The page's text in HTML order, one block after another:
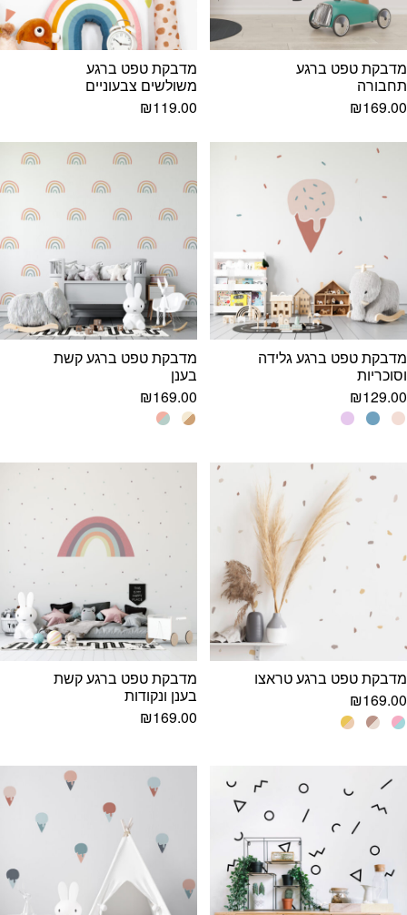
מדבקת טפט ברגע
תחבורה
₪169.00
מדבקת טפט ברגע
משולשים צבעוניים
₪119.00
מדבקת טפט ברגע גלידה
וסוכריות
₪129.00
מדבקת טפט ברגע קשת
בענן
₪169.00
מדבקת טפט ברגע טראצו
₪169.00
מדבקת טפט ברגע קשת
בענן ונקודות
₪169.00